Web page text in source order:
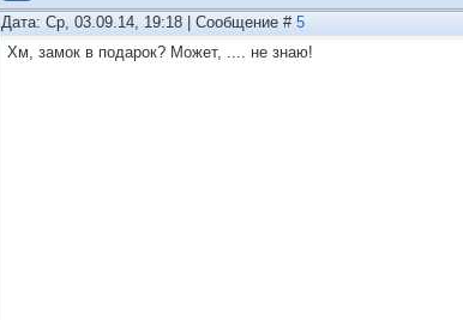
Дата: Ср, 03.09.14, 19:18 | Сообщение # 5
Хм, замок в подарок? Может, .... не знаю!